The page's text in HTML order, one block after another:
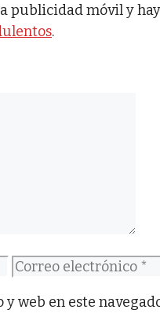
publicidad móvil y
.
Correo
web en este